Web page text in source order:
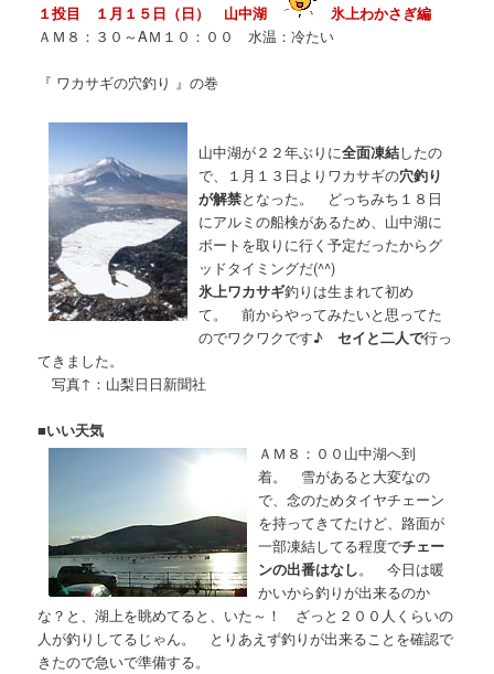
１投目 １月１５日（日） 山中湖
氷上わかさぎ編
ＡＭ８：３０～AＭ１０：００ 水温：冷たい
『 ワカサギの穴釣り 』の巻
山中湖が２２年ぶりに全面凍結したの
で、１月１３日よりワカサギの穴釣り
が解禁となった。 どっちみち１８日
にアルミの船検があるため、山中湖に
ボートを取りに行く予定だったからグ
ッドタイミングだ(^^)
氷上ワカサギ釣りは生まれて初め
て。 前からやってみたいと思ってた
のでワクワクです♪セイと二人で行っ
てきました。
写真↑：山梨日日新聞社
■いい天気
ＡＭ８：００山中湖へ到
着。 雪があると大変なの
で、念のためタイヤチェーン
を持ってきてたけど、路面が
一部凍結してる程度でチェー
ンの出番はなし。 今日は暖
かいから釣りが出来るのか
な？と、湖上を眺めてると、いた～！ ざっと２００人くらいの
人が釣りしてるじゃん。 とりあえず釣りが出来ることを確認で
きたので急いで準備する。